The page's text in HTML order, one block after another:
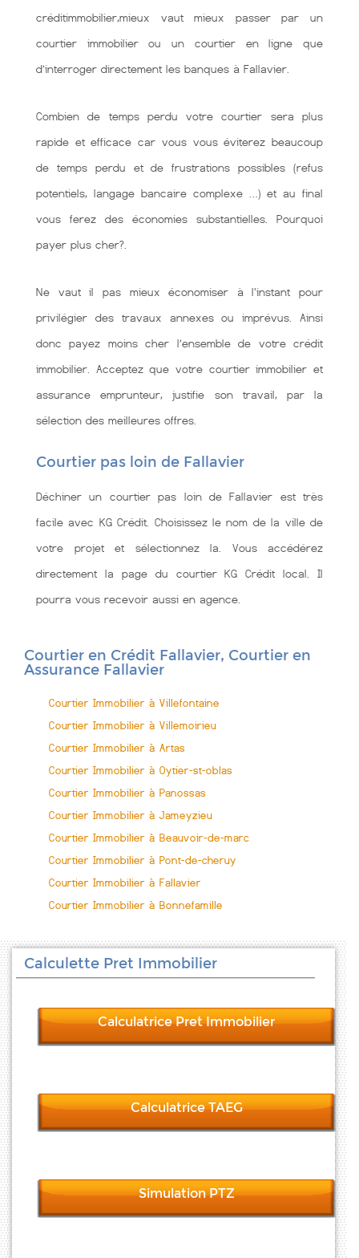
créditimmobilier,mieux vaut mieux passer par un
courtier immobilier ou un courtier en ligne que
d’interroger directement les banques à Fallavier.
Combien de temps perdu votre courtier sera plus
rapide et efficace car vous vous éviterez beaucoup
de temps perdu et de frustrations possibles (refus
potentiels, langage bancaire complexe …) et au final
vous ferez des économies substantielles. Pourquoi
payer plus cher?.
Ne vaut il pas mieux économiser à l'instant pour
privilégier des travaux annexes ou imprévus. Ainsi
donc payez moins cher l’ensemble de votre crédit
immobilier. Acceptez que votre courtier immobilier et
assurance emprunteur, justifie son travail, par la
sélection des meilleures offres.
Courtier pas loin de Fallavier
Déchiner un courtier pas loin de Fallavier est très
facile avec KG Crédit. Choisissez le nom de la ville de
votre projet et sélectionnez la. Vous accédérez
directement la page du courtier KG Crédit local. Il
pourra vous recevoir aussi en agence.
Courtier en Crédit Fallavier, Courtier en
Assurance Fallavier
Courtier Immobilier à Villefontaine
Courtier Immobilier à Villemoirieu
Courtier Immobilier à Artas
Courtier Immobilier à Oytier-st-oblas
Courtier Immobilier à Panossas
Courtier Immobilier à Jameyzieu
Courtier Immobilier à Beauvoir-de-marc
Courtier Immobilier à Pont-de-cheruy
Courtier Immobilier à Fallavier
Courtier Immobilier à Bonnefamille
Calculette Pret Immobilier
Calculatrice Pret Immobilier
Calculatrice TAEG
Simulation PTZ